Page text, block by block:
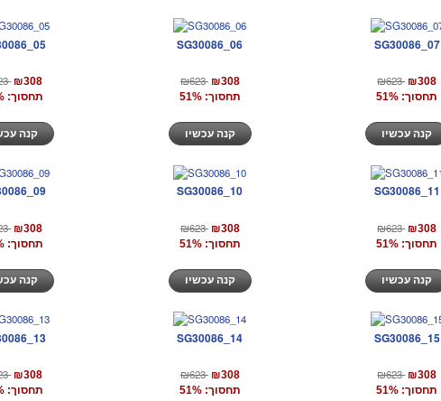
₪308
תחסוך: 51%
SG30086_06
₪623 ₪308
תחסוך: 51%
קנה עכשיו
SG30086_07
₪623 ₪308
תחסוך: 51%
₪308
תחסוך: 51%
SG30086_10
₪623 ₪308
תחסוך: 51%
קנה עכשיו
SG30086_11
₪623 ₪308
תחסוך: 51%
₪308
תחסוך: 51%
SG30086_14
₪623 ₪308
תחסוך: 51%
SG30086_15
₪623 ₪308
תחסוך: 51%